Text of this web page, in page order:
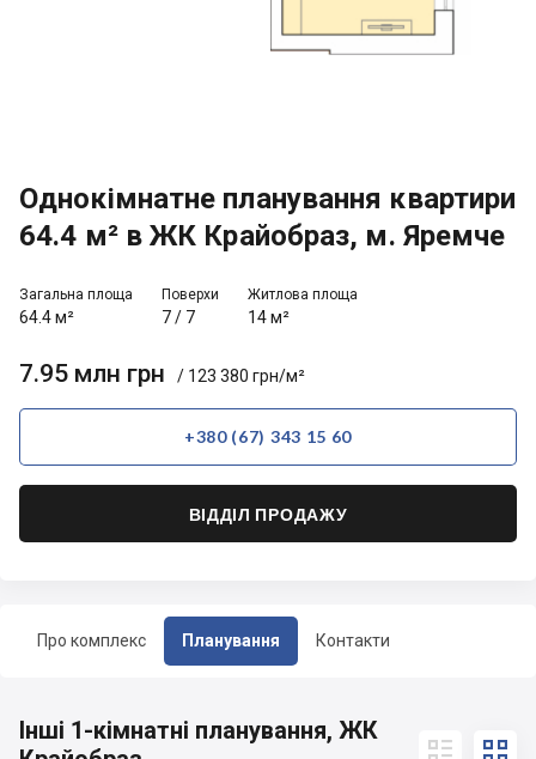
Про комплекс Планування Контакти
Однокімнатне планування квартири
64.4 м² в ЖК Крайобраз, м. Яремче
Загальна площа
64.4 м²
Поверхи
7/ 7
Житлова площа
14 м²
7.95 млн грн / 123 380 грн/м²
+380 (67) 343 15 60
ВІДДІЛ ПРОДАЖУ
Інші 1-кімнатні планування, ЖК
 